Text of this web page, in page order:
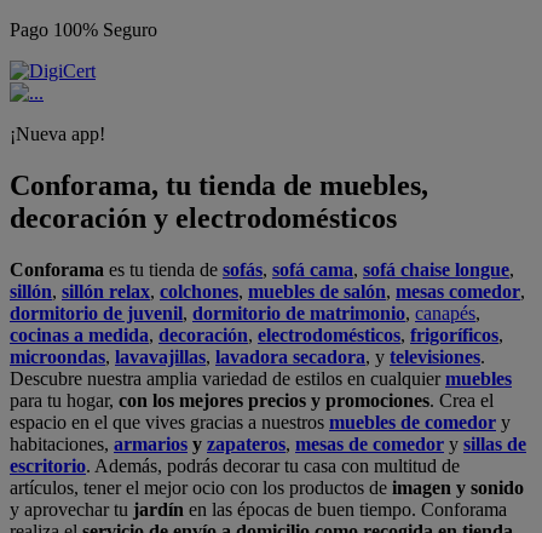
Pago 100% Seguro
¡Nueva app!
Conforama, tu tienda de muebles,
decoración y electrodomésticos
Conforama es tu tienda de sofás, sofá cama, sofá chaise longue,
sillón, sillón relax, colchones, muebles de salón, mesas comedor,
dormitorio de juvenil, dormitorio de matrimonio, canapés,
cocinas a medida, decoración, electrodomésticos, frigoríficos,
microondas, lavavajillas, lavadora secadora, y televisiones.
Descubre nuestra amplia variedad de estilos en cualquiermuebles
para tu hogar, con los mejores precios y promociones. Crea el
espacio en el que vives gracias a nuestros muebles de comedor y
habitaciones, armarios y zapateros, mesas de comedor y sillas de
escritorio. Además, podrás decorar tu casa con multitud de
artículos, tener el mejor ocio con los productos de imagen y sonido
y aprovechar tu jardín en las épocas de buen tiempo. Conforama